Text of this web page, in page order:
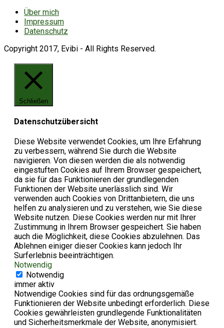
Über mich
Impressum
Datenschutz
Copyright 2017, Evibi - All Rights Reserved.
Schließen
Datenschutzübersicht
Diese Website verwendet Cookies, um Ihre Erfahrung
zu verbessern, während Sie durch die Website
navigieren. Von diesen werden die als notwendig
eingestuften Cookies auf Ihrem Browser gespeichert,
da sie für das Funktionieren der grundlegenden
Funktionen der Website unerlässlich sind. Wir
verwenden auch Cookies von Drittanbietern, die uns
helfen zu analysieren und zu verstehen, wie Sie diese
Website nutzen. Diese Cookies werden nur mit Ihrer
Zustimmung in Ihrem Browser gespeichert. Sie haben
auch die Möglichkeit, diese Cookies abzulehnen. Das
Ablehnen einiger dieser Cookies kann jedoch Ihr
Surferlebnis beeinträchtigen.
Notwendig
Notwendig
immer aktiv
Notwendige Cookies sind für das ordnungsgemäße
Funktionieren der Website unbedingt erforderlich. Diese
Cookies gewährleisten grundlegende Funktionalitäten
und Sicherheitsmerkmale der Website, anonymisiert.